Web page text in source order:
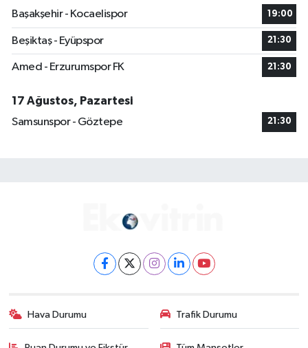
Başakşehir - Kocaelispor
19:00
Beşiktaş - Eyüpspor 21:30
Amed - Erzurumspor FK 21:30
17 Ağustos, Pazartesi
Samsunspor - Göztepe
21:30
Hava Durumu Trafik Durumu